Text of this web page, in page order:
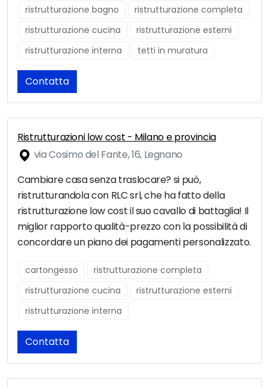
ristrutturazione bagno
ristrutturazione completa
ristrutturazione cucina
ristrutturazione esterni
ristrutturazione interna
tetti in muratura
Contatta
Ristrutturazioni low cost - Milano e provincia
via Cosimo del Fante, 16, Legnano
Cambiare casa senza traslocare? si può,
ristrutturandola con RLC srl, che ha fatto della
ristrutturazione low cost il suo cavallo di battaglia! Il
miglior rapporto qualità-prezzo con la possibilità di
concordare un piano dei pagamenti personalizzato.
cartongesso
ristrutturazione completa
ristrutturazione cucina
ristrutturazione esterni
ristrutturazione interna
Contatta